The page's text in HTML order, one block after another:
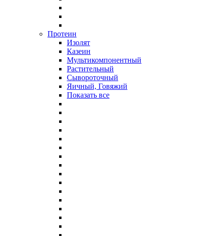
Протеин
Изолят
Казеин
Мультикомпонентный
Растительный
Сывороточный
Яичный, Говяжий
Показать все